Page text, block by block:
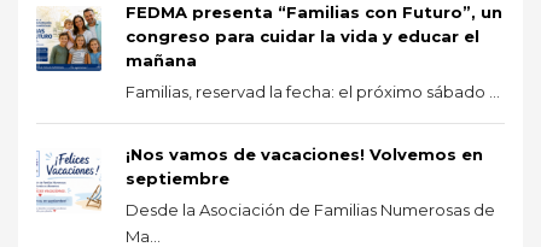
FEDMA presenta “Familias con Futuro”, un
congreso para cuidar la vida y educar el
mañana
Familias, reservad la fecha: el próximo sábado ...
¡Nos vamos de vacaciones! Volvemos en
septiembre
Desde la Asociación de Familias Numerosas de
Ma...